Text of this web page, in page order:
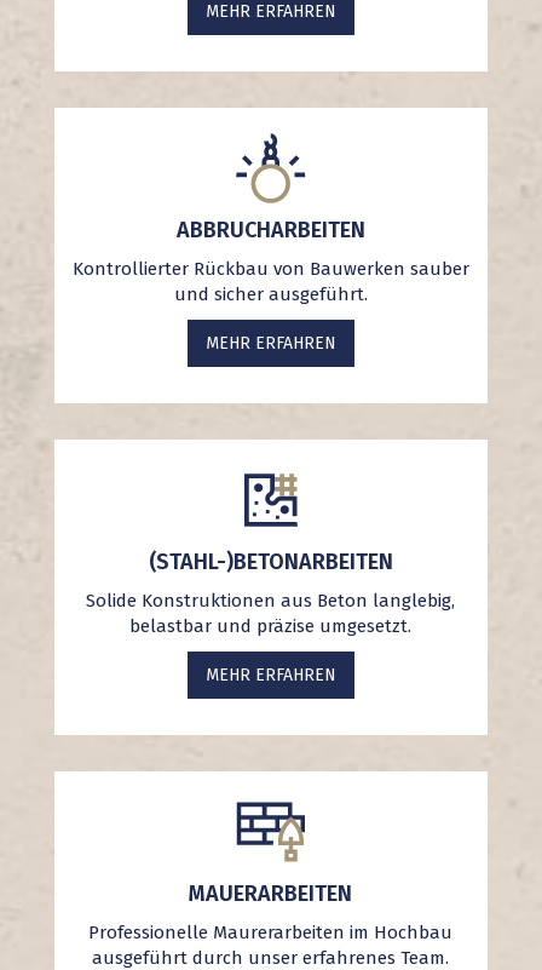
MEHR ERFAHREN
ABBRUCHARBEITEN
Kontrollierter Rückbau von Bauwerken sauber
und sicher ausgeführt.
MEHR ERFAHREN
(STAHL-)BETONARBEITEN
Solide Konstruktionen aus Beton langlebig,
belastbar und präzise umgesetzt.
MEHR ERFAHREN
MAUERARBEITEN
Professionelle Maurerarbeiten im Hochbau
ausgeführt durch unser erfahrenes Team.